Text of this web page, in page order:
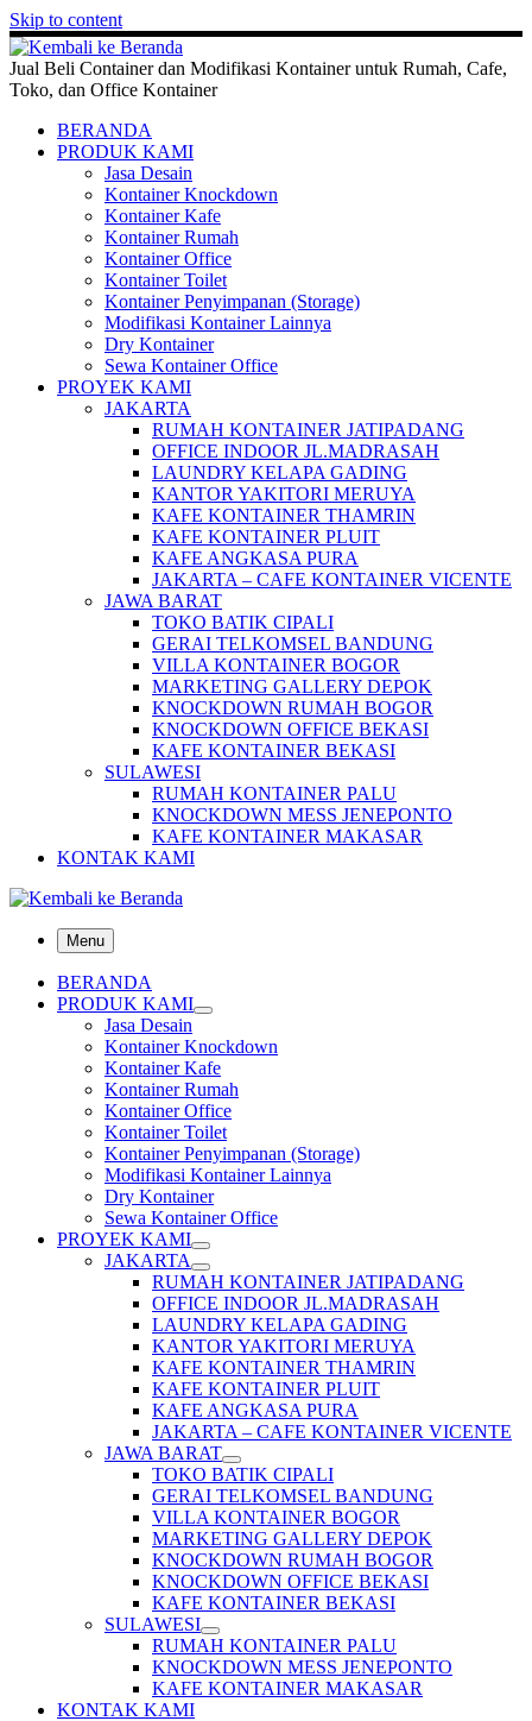
Skip to content
Jual Beli Container dan Modifikasi Kontainer untuk Rumah, Cafe,
Toko, dan Office Kontainer
BERANDA
PRODUK KAMI
Jasa Desain
Kontainer Knockdown
Kontainer Kafe
Kontainer Rumah
Kontainer Office
Kontainer Toilet
Kontainer Penyimpanan (Storage)
Modifikasi Kontainer Lainnya
Dry Kontainer
Sewa Kontainer Office
PROYEK KAMI
JAKARTA
RUMAH KONTAINER JATIPADANG
OFFICE INDOOR JL.MADRASAH
LAUNDRY KELAPA GADING
KANTOR YAKITORI MERUYA
KAFE KONTAINER THAMRIN
KAFE KONTAINER PLUIT
KAFE ANGKASA PURA
JAKARTA – CAFE KONTAINER VICENTE
JAWA BARAT
TOKO BATIK CIPALI
GERAI TELKOMSEL BANDUNG
VILLA KONTAINER BOGOR
MARKETING GALLERY DEPOK
KNOCKDOWN RUMAH BOGOR
KNOCKDOWN OFFICE BEKASI
KAFE KONTAINER BEKASI
SULAWESI
RUMAH KONTAINER PALU
KNOCKDOWN MESS JENEPONTO
KAFE KONTAINER MAKASAR
KONTAK KAMI
Menu
BERANDA
PRODUK KAMI
Jasa Desain
Kontainer Knockdown
Kontainer Kafe
Kontainer Rumah
Kontainer Office
Kontainer Toilet
Kontainer Penyimpanan (Storage)
Modifikasi Kontainer Lainnya
Dry Kontainer
Sewa Kontainer Office
PROYEK KAMI
JAKARTA
RUMAH KONTAINER JATIPADANG
OFFICE INDOOR JL.MADRASAH
LAUNDRY KELAPA GADING
KANTOR YAKITORI MERUYA
KAFE KONTAINER THAMRIN
KAFE KONTAINER PLUIT
KAFE ANGKASA PURA
JAKARTA – CAFE KONTAINER VICENTE
JAWA BARAT
TOKO BATIK CIPALI
GERAI TELKOMSEL BANDUNG
VILLA KONTAINER BOGOR
MARKETING GALLERY DEPOK
KNOCKDOWN RUMAH BOGOR
KNOCKDOWN OFFICE BEKASI
KAFE KONTAINER BEKASI
SULAWESI
RUMAH KONTAINER PALU
KNOCKDOWN MESS JENEPONTO
KAFE KONTAINER MAKASAR
KONTAK KAMI